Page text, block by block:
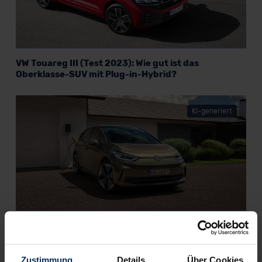
Zustimmung Details Über Cookies
VW Touareg III (Test 2023): Wie gut ist das
Oberklasse-SUV mit Plug-in-Hybrid?
KI-generiert
VW ID.3 (Test 2023): Modellpflege dringend gesucht